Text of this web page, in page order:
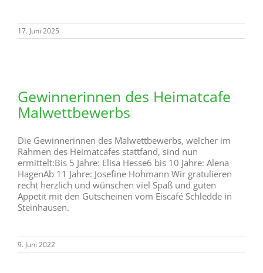
17. Juni 2025
Gewinnerinnen des Heimatcafe
Malwettbewerbs
Die Gewinnerinnen des Malwettbewerbs, welcher im
Rahmen des Heimatcafes stattfand, sind nun
ermittelt:Bis 5 Jahre: Elisa Hesse6 bis 10 Jahre: Alena
HagenAb 11 Jahre: Josefine Hohmann Wir gratulieren
recht herzlich und wünschen viel Spaß und guten
Appetit mit den Gutscheinen vom Eiscafé Schledde in
Steinhausen.
9. Juni 2022